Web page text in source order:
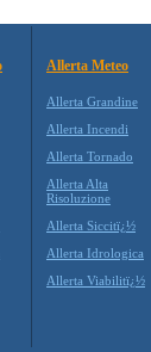
Allerta Meteo
Allerta Grandine
Allerta Incendi
Allerta Tornado
Allerta Alta
Risoluzione
Allerta Siccitï¿½
Allerta Idrologica
Allerta Viabilitï¿½